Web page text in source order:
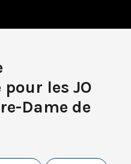
les JO
Dame de